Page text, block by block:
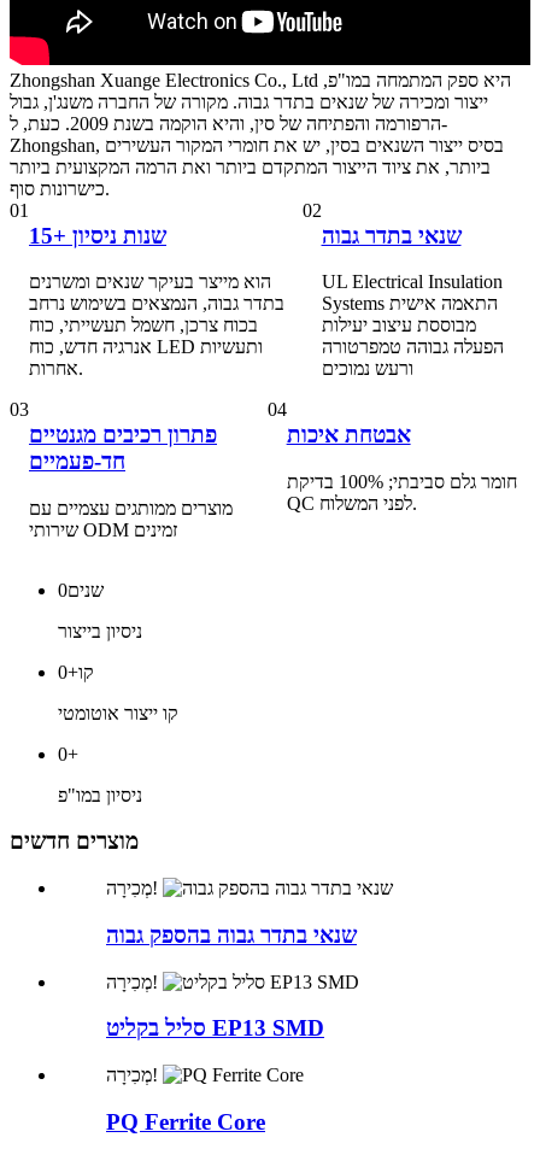
Zhongshan Xuange Electronics Co., Ltd היא ספק המתמחה במו"פ,
ייצור ומכירה של שנאים בתדר גבוה. מקורה של החברה משנג'ן, גבול
הרפורמה והפתיחה של סין, והיא הוקמה בשנת 2009. כעת, ל-
Zhongshan, בסיס ייצור השנאים בסין, יש את חומרי המקור העשירים
ביותר, את ציוד הייצור המתקדם ביותר ואת הרמה המקצועית ביותר
כישרונות סוף.
01
15+ שנות ניסיון
הוא מייצר בעיקר שנאים ומשרנים
בתדר גבוה, הנמצאים בשימוש נרחב
בכוח צרכן, חשמל תעשייתי, כוח
אנרגיה חדש, כוח LED ותעשיות
אחרות.
02
שנאי בתדר גבוה
UL Electrical Insulation
Systems התאמה אישית
מבוססת עיצוב יעילות
הפעלה גבוהה טמפרטורה
ורעש נמוכים
03
פתרון רכיבים מגנטיים
חד-פעמיים
מוצרים ממותגים עצמיים עם
שירותי ODM זמינים
04
אבטחת איכות
חומר גלם סביבתי; 100% בדיקת
QC לפני המשלוח.
0שנים
ניסיון בייצור
0 +קו
קו ייצור אוטומטי
0+
ניסיון במו"פ
מוצרים חדשים
מְכִירָה!
שנאי בתדר גבוה בהספק גבוה
מְכִירָה!
סליל בקליט EP13 SMD
מְכִירָה!
PQ Ferrite Core